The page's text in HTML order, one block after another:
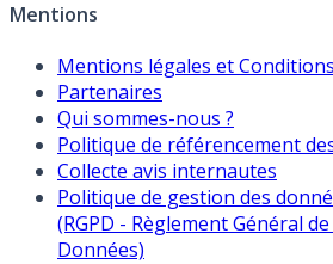
Mentions
Mentions légales et
Partenaires
Qui sommes-nous ?
Politique de référencement
Collecte avis internautes
Politique de gestion des
(RGPD - Règlement Général
Données)